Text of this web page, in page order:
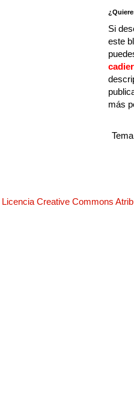
Si
este
más
Licencia Creative Commons